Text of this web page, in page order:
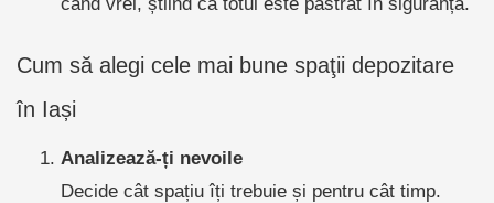
Cum să alegi cele mai bune spaţii depozitare
în Iași
Analizează-ți nevoile
Decide cât spațiu îți trebuie și pentru cât timp.